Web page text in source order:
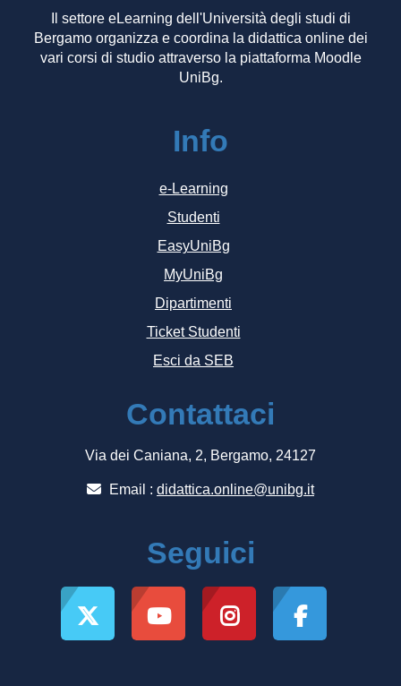
Il settore eLearning dell'Università degli studi di
Bergamo organizza e coordina la didattica online dei
vari corsi di studio attraverso la piattaforma Moodle
UniBg.
Info
e-Learning
Studenti
EasyUniBg
MyUniBg
Dipartimenti
Ticket Studenti
Esci da SEB
Contattaci
Via dei Caniana, 2, Bergamo, 24127
Email : didattica.online@unibg.it
Seguici